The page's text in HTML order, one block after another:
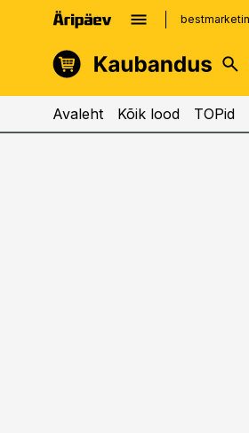
kinnisvarauudised.ee
logistikauudised.ee
Avaleht Kõik lood TOPid